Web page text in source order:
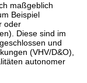
maßgeblich
Beispiel
oder
Diese sind im
und
(VHV/D&O),
autonomer